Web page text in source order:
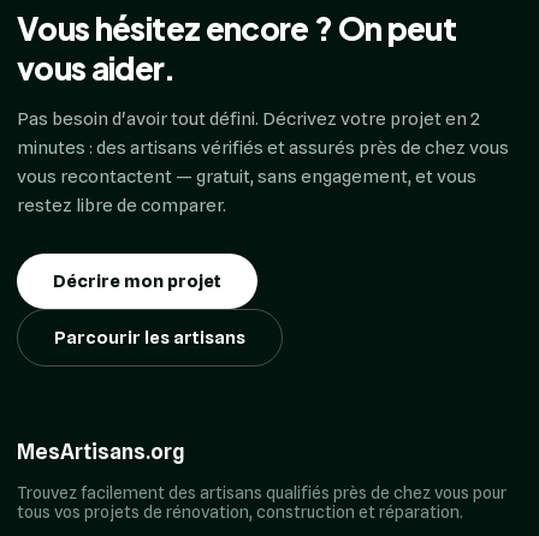
Vous hésitez encore ? On peut
vous aider.
Pas besoin d'avoir tout défini. Décrivez votre projet en 2
minutes : des artisans vérifiés et assurés près de chez vous
vous recontactent — gratuit, sans engagement, et vous
restez libre de comparer.
Décrire mon projet
Parcourir les artisans
MesArtisans.org
Trouvez facilement des artisans qualifiés près de chez vous pour
tous vos projets de rénovation, construction et réparation.